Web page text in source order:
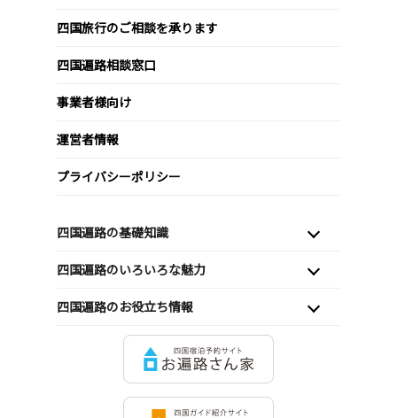
四国旅行のご相談を承ります
四国遍路相談窓口
事業者様向け
運営者情報
プライバシーポリシー
四国遍路の基礎知識
四国遍路のいろいろな魅力
四国遍路のお役立ち情報